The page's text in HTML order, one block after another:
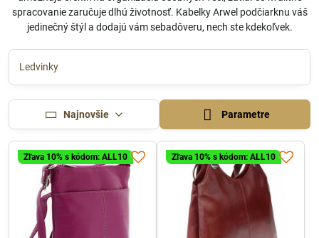
spracovanie zaručuje dlhú životnosť. Kabelky Arwel podčiarknu váš
jedinečný štýl a dodajú vám sebadôveru, nech ste kdekoľvek.
Ledvinky
Najnovšie Parametre
Zľava 10% s kódom: ALL10 Zľava 10% s kódom: ALL10